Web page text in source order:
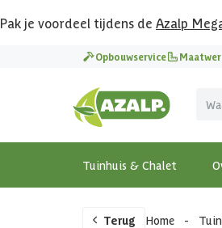
Pak je voordeel tijdens de Azalp
Opbouwservice
Tuinhuis & Chalet
Terug Home -